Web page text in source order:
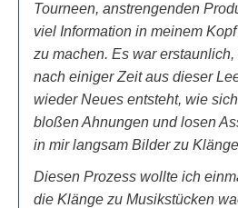
Tourneen, anstrengenden
viel Information in meinem
zu machen. Es war
nach einiger Zeit aus dieser
wieder Neues entsteht, wie
bloßen Ahnungen und losen
in mir langsam Bilder zu
Diesen Prozess wollte ich
die Klänge zu Musikstücken